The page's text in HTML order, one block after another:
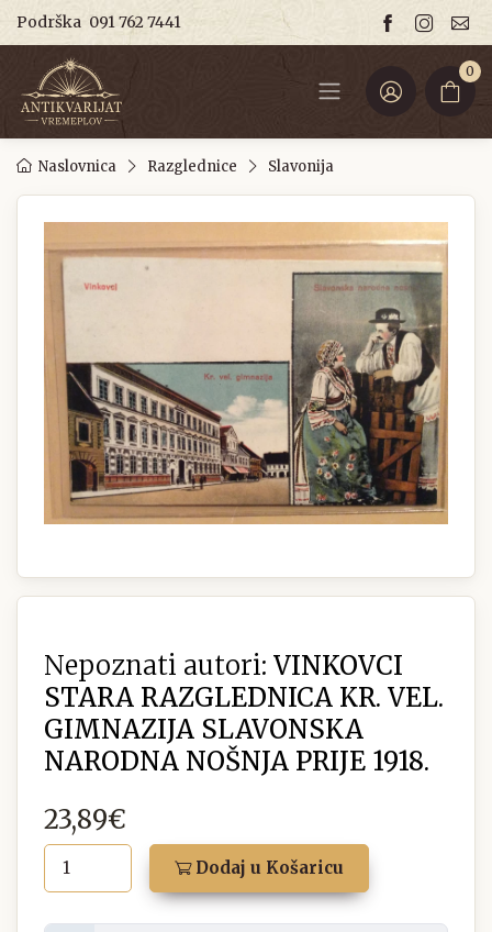
Podrška 091 762 7441
0
Naslovnica Razglednice Slavonija
Nepoznati autori: VINKOVCI
STARA RAZGLEDNICA KR. VEL.
GIMNAZIJA SLAVONSKA
NARODNA NOŠNJA PRIJE 1918.
23,89€
Dodaj u Košaricu